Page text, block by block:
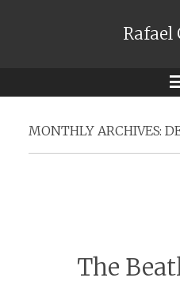
Rafael
MONTHLY ARCHIVES:
The